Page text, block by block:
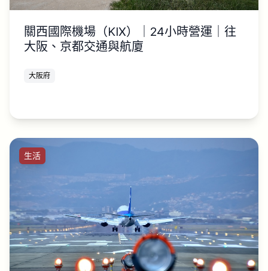
關西國際機場（KIX）｜24小時營運｜往
大阪、京都交通與航廈
大阪府
生活